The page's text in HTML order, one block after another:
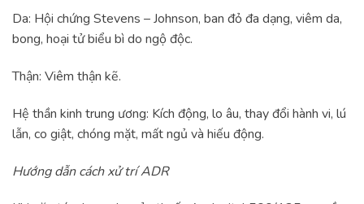
Da: Hội chứng Stevens – Johnson, ban đỏ đa dạng, viêm da,
bong, hoại tử biểu bì do ngộ độc.
Thận: Viêm thận kẽ.
Hệ thần kinh trung ương: Kích động, lo âu, thay đổi hành vi, lú
lẫn, co giật, chóng mặt, mất ngủ và hiếu động.
Hướng dẫn cách xử trí ADR